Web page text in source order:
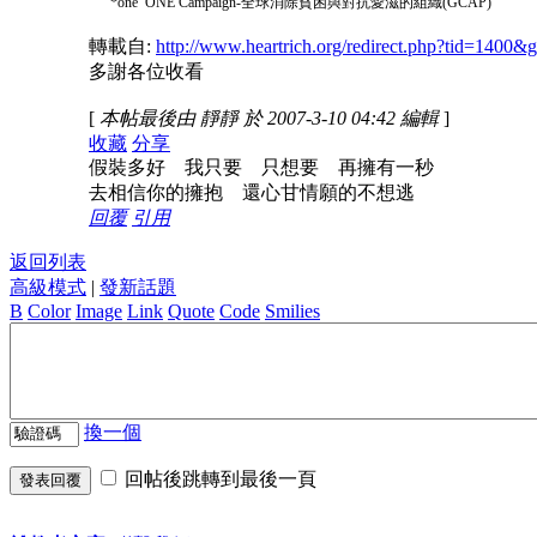
轉載自: http://www.heartrich.org/
多謝各位收看
[ 本帖最後由 靜靜 於 2007-3-10 04:42 編輯]
收藏 分享
假裝多好 我只要 只想要 再擁有一秒
去相信你的擁抱 還心甘情願的不想逃
回覆 引用
返回列表
高級模式 | 發新話題
B Color Image Link Quote Code Smilies
換一個
發表回覆 回帖後跳轉到最後一頁